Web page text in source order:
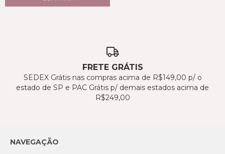
FRETE GRÁTIS
SEDEX Grátis nas compras acima de R$149,00 p/ o
estado de SP e PAC Grátis p/ demais estados acima de
R$249,00
NAVEGAÇÃO